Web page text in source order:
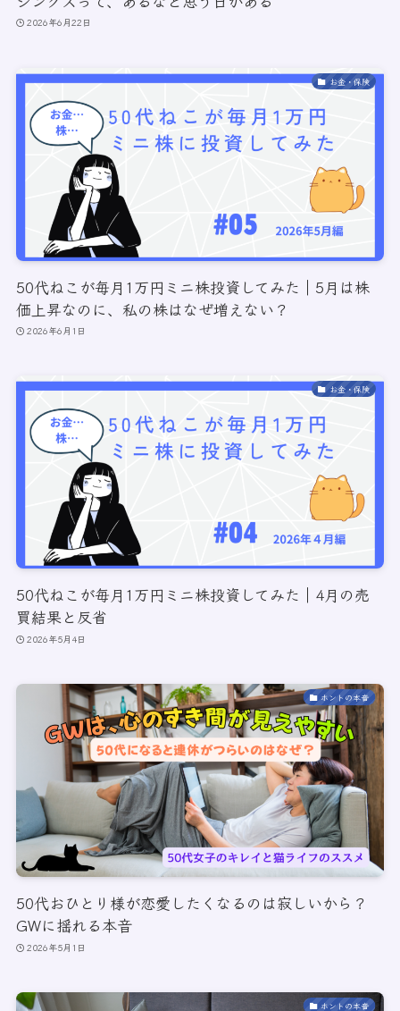
2026年6月22日
お金・保険
50代ねこが毎月1万円ミニ株投資してみた｜5月は株
価上昇なのに、私の株はなぜ増えない？
2026年6月1日
お金・保険
50代ねこが毎月1万円ミニ株投資してみた｜4月の売
買結果と反省
2026年5月4日
ホントの本音
50代おひとり様が恋愛したくなるのは寂しいから？
GWに揺れる本音
2026年5月1日
ホントの本音